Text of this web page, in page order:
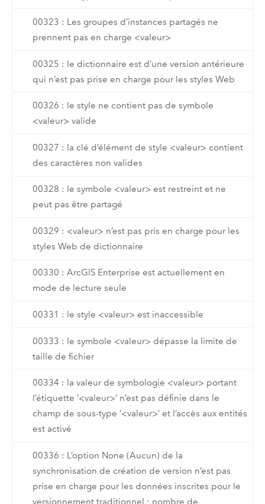
00323 : Les groupes d’instances partagés ne
prennent pas en charge <valeur>
00325 : le dictionnaire est d’une version antérieure
qui n’est pas prise en charge pour les styles Web
00326 : le style ne contient pas de symbole
<valeur> valide
00327 : la clé d’élément de style <valeur> contient
des caractères non valides
00328 : le symbole <valeur> est restreint et ne
peut pas être partagé
00329 : <valeur> n’est pas pris en charge pour les
styles Web de dictionnaire
00330 : ArcGIS Enterprise est actuellement en
mode de lecture seule
00331 : le style <valeur> est inaccessible
00333 : le symbole <valeur> dépasse la limite de
taille de fichier
00334 : la valeur de symbologie <valeur> portant
l’étiquette ’<valeur>’ n’est pas définie dans le
champ de sous-type ’<valeur>’ et l’accès aux entités
est activé
00336 : L’option None (Aucun) de la
synchronisation de création de version n’est pas
prise en charge pour les données inscrites pour le
versionnement traditionnel ; nombre de